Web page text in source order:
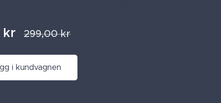
kr 299,00kr
i kundvagnen